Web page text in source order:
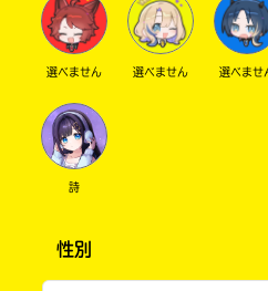
選べません 選べません 選べませ
詩
性別